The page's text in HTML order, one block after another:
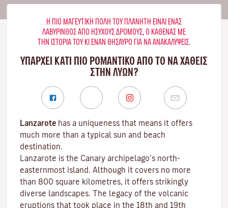
Η ΠΙΟ ΜΑΓΕΥΤΙΚΉ ΠΌΛΗ ΤΟΥ ΠΛΑΝΉΤΗ ΕΊΝΑΙ ΈΝΑΣ
ΛΑΒΎΡΙΝΘΟΣ ΑΠΌ ΉΣΥΧΟΥΣ ΔΡΌΜΟΥΣ, Ο ΚΑΘΈΝΑΣ ΜΕ
ΤΗΝ ΙΣΤΟΡΊΑ ΤΟΥ ΚΙ ΈΝΑΝ ΘΗΣΑΥΡΌ ΓΙΑ ΝΑ ΑΝΑΚΑΛΎΨΕΙΣ.
ΥΠΑΡΧΕΙ ΚΑΤΙ ΠΙΟ ΡΟΜΑΝΤΙΚΟ ΑΠΟ ΤΟ ΝΑ ΧΑΘΕΙΣ
ΣΤΗΝ ΛΥΏΝ?
Lanzarote has a uniqueness that means it offers
much more than a typical sun and beach
destination.
Lanzarote is the Canary archipelago’s north-
easternmost island. Although it covers no more
than 800 square kilometres, it offers strikingly
diverse landscapes. The legacy of the volcanic
eruptions that took place in the 18th and 19th